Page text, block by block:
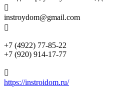

instroydom@gmail.com

+7 (4922) 77-85-22
+7 (920) 914-17-77

https://instroidom.ru/